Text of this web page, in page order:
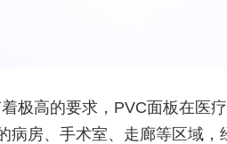
极高的要求，PVC面板在医
病房、手术室、走廊等区域，